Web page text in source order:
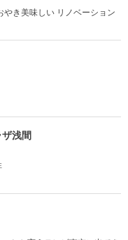
き美味しい リノベーション
浅間